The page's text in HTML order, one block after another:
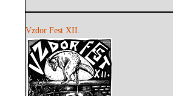
Vzdor Fest XII.